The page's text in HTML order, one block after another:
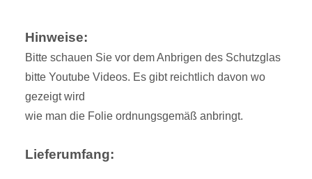
Hinweise:
Bitte schauen Sie vor dem Anbrigen des Schutzglas
bitte Youtube Videos. Es gibt reichtlich davon wo
gezeigt wird
wie man die Folie ordnungsgemäß anbringt.
Lieferumfang: